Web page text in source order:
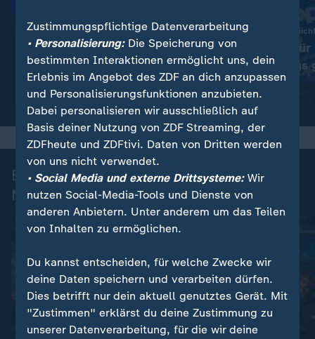
Sport | Wintersport:
FIS: Ospelt folgt auf Eliasch
Entscheidung noch
Victoria Carl für
wegen Dopings
Biathlon Nation - Ein Team. Eine
Mission.
Zustimmungspflichtige Datenverarbeitung
• Personalisierung:Die Speicherung von
bestimmten Interaktionen ermöglicht uns, dein
Erlebnis im Angebot des ZDF an dich anzupassen
und Personalisierungsfunktionen anzubieten.
Dabei personalisieren wir ausschließlich auf
Basis deiner Nutzung von ZDF Streaming, der
ZDFheute und ZDFtivi. Daten von Dritten werden
von uns nicht verwendet.
• Social Media und externe Drittsysteme:Wir
nutzen Social-Media-Tools und Dienste von
anderen Anbietern. Unter anderem um das Teilen
von Inhalten zu ermöglichen.
Du kannst entscheiden, für welche Zwecke wir
deine Daten speichern und verarbeiten dürfen.
Dies betrifft nur dein aktuell genutztes Gerät. Mit
"Zustimmen" erklärst du deine Zustimmung zu
unserer Datenverarbeitung, für die wir deine